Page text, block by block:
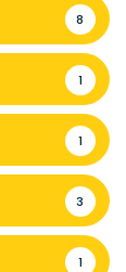
8
1
1
3
1